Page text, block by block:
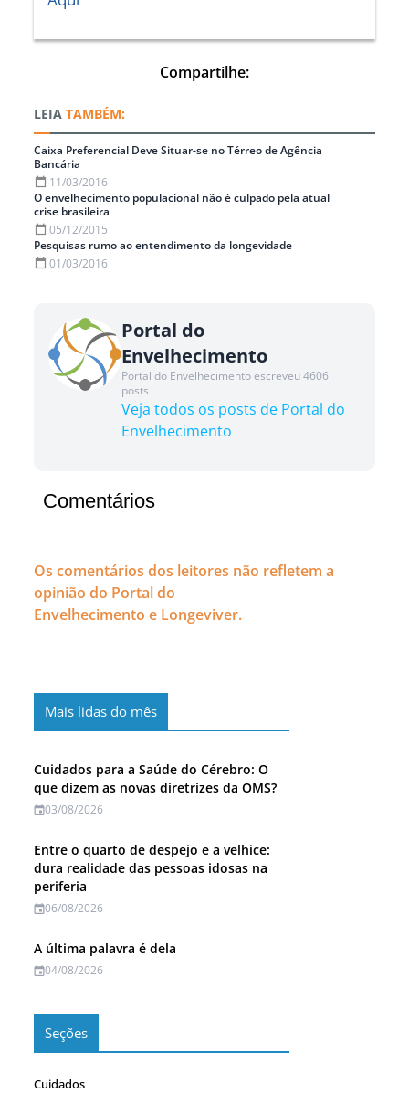
Compartilhe:
TAMBÉM:
Caixa Preferencial Deve Situar-se no Térreo de Agência
Bancária
11/03/2016
O envelhecimento populacional não é culpado pela atual
crise brasileira
05/12/2015
Pesquisas rumo ao entendimento da longevidade
01/03/2016
Portal do
Envelhecimento
Portal do Envelhecimento escreveu 4606
posts
Veja todos os posts de Portal do
Envelhecimento
Comentários
Os comentários dos leitores não refletem a
opinião do Portal do
Envelhecimento e Longeviver.
Mais lidas do mês
Cuidados para a Saúde do Cérebro: O
que dizem as novas diretrizes da OMS?
03/08/2026
Entre o quarto de despejo e a velhice:
dura realidade das pessoas idosas na
periferia
06/08/2026
A última palavra é dela
04/08/2026
Seções
Cuidados